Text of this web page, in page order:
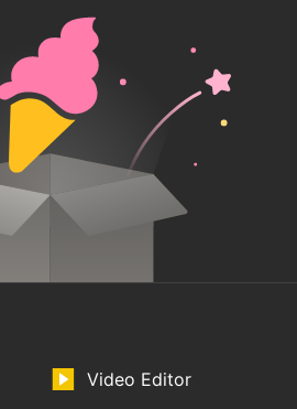
Video Editor